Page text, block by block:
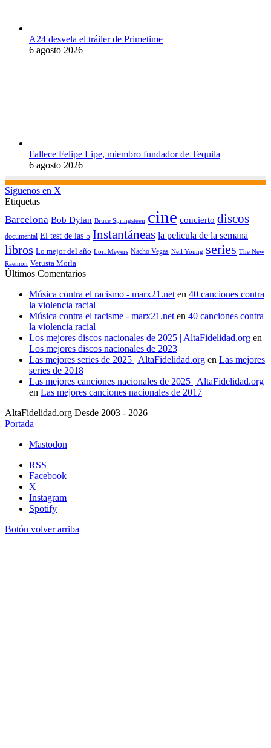
A24 desvela el tráiler de Primetime
6 agosto 2026
Fallece Felipe Lipe, miembro fundador de Tequila
6 agosto 2026
Síguenos en X
Etiquetas
Barcelona Bob Dylan Bruce Springsteen cine concierto discos
documental El test de las 5 Instantáneas la pelicula de la semana
libros Lo mejor del año Lori Meyers Nacho Vegas Neil Young series The New
Raemon Vetusta Morla
Últimos Comentarios
Música contra el racismo - marx21.net en 40 canciones contra
la violencia racial
Música contra el racisme - marx21.net en 40 canciones contra
la violencia racial
Los mejores discos nacionales de 2025 | AltaFidelidad.org en
Los mejores discos nacionales de 2023
Las mejores series de 2025 | AltaFidelidad.org en Las mejores
series de 2018
Las mejores canciones nacionales de 2025 | AltaFidelidad.org
en Las mejores canciones nacionales de 2017
AltaFidelidad.org Desde 2003 - 2026
Portada
Mastodon
RSS
Facebook
X
Instagram
Spotify
Botón volver arriba